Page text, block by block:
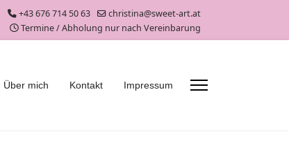
+43 676 714 50 63
christina@sweet-art.at
Termine / Abholung nur nach Vereinbarung
Über mich Kontakt Impressum